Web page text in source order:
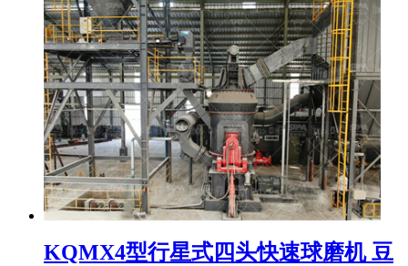
KQMX4型行星式四头快速球磨机 豆